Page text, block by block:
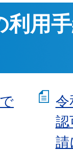
利用
令
認